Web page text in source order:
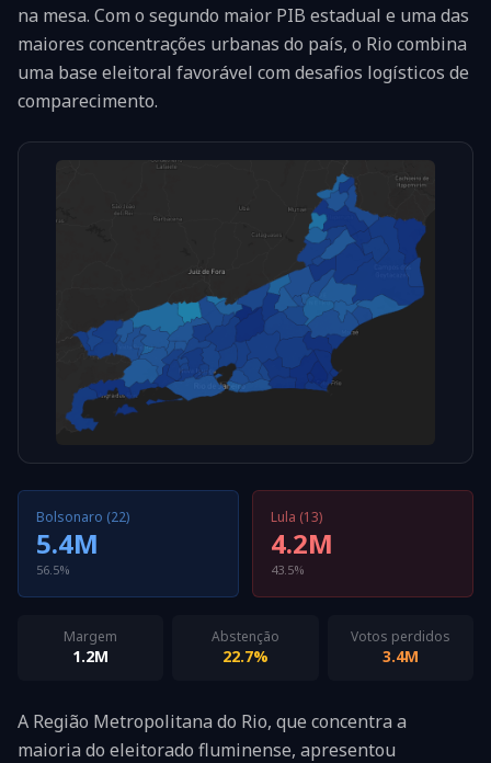
na mesa. Com o segundo maior PIB estadual e uma das
maiores concentrações urbanas do país, o Rio combina
uma base eleitoral favorável com desafios logísticos de
comparecimento.
Bolsonaro (22)
5.4M
56.5%
Lula (13)
4.2M
43.5%
Margem
1.2M
Abstenção
22.7%
Votos perdidos
3.4M
A Região Metropolitana do Rio, que concentra a
maioria do eleitorado fluminense, apresentou